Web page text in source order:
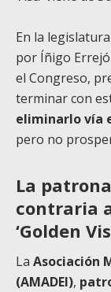
En la
por Íñigo
el Congreso,
terminar con
eliminarlo vía
pero no
La
contraria
‘Golden
La Asociación
(AMADEI),